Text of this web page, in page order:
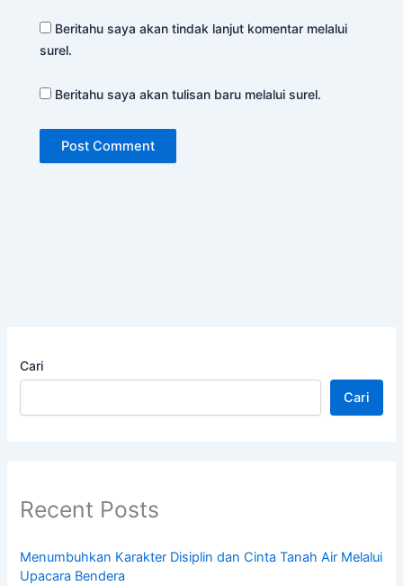
Beritahu saya akan tindak lanjut komentar melalui
surel.
Beritahu saya akan tulisan baru melalui surel.
Cari
Cari
Recent Posts
Menumbuhkan Karakter Disiplin dan Cinta Tanah Air Melalui
Upacara Bendera